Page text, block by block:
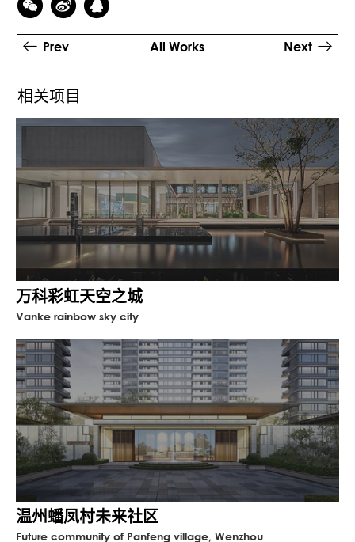
Prev All Works Next
相关项目
万科彩虹天空之城
Vanke rainbow sky city
温州蟠凤村未来社区
Future community of Panfeng village, Wenzhou